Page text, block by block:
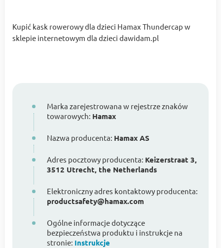
Kupić kask rowerowy dla dzieci Hamax Thundercap w
sklepie internetowym dla dzieci dawidam.pl
Marka zarejestrowana w rejestrze znaków
towarowych: Hamax
Nazwa producenta: Hamax AS
Adres pocztowy producenta: Keizerstraat 3,
3512 Utrecht, the Netherlands
Elektroniczny adres kontaktowy producenta:
productsafety@hamax.com
Ogólne informacje dotyczące
bezpieczeństwa produktu i instrukcje na
stronie: Instrukcje